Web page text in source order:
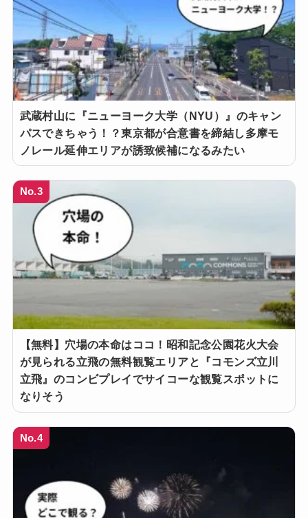
武蔵村山に『ニューヨーク大学（NYU）』のキャン
パスできちゃう！？東京都が合意書を締結し多摩モ
ノレール延伸エリアが誘致候補になるみたい
No.3
【無料】穴場の本命はココ！昭和記念公園花火大会
が見られる立飛の無料観覧エリアと『コモンズ立川
立飛』のコンビプレイでサイコーな観覧スポットに
なりそう
No.4